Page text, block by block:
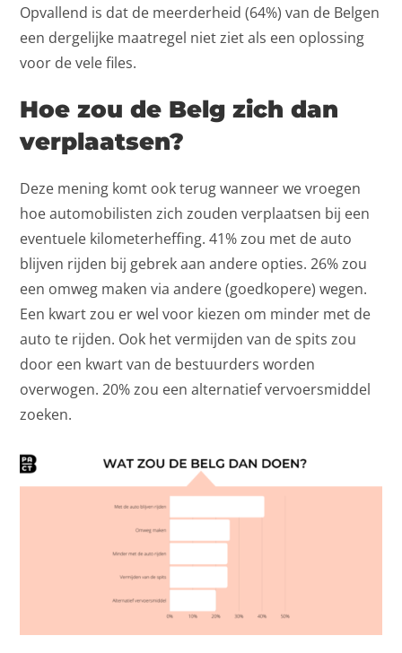
Opvallend is dat de meerderheid (64%) van de Belgen
een dergelijke maatregel niet ziet als een oplossing
voor de vele files.
Hoe zou de Belg zich dan
verplaatsen?
Deze mening komt ook terug wanneer we vroegen
hoe automobilisten zich zouden verplaatsen bij een
eventuele kilometerheffing. 41% zou met de auto
blijven rijden bij gebrek aan andere opties. 26% zou
een omweg maken via andere (goedkopere) wegen.
Een kwart zou er wel voor kiezen om minder met de
auto te rijden. Ook het vermijden van de spits zou
door een kwart van de bestuurders worden
overwogen. 20% zou een alternatief vervoersmiddel
zoeken.